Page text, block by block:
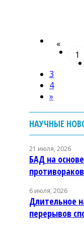
«
1
3
4
»
НАУЧНЫЕ
21 июля, 2026
БАД на
6 июля, 2026
Длительное
перерывов